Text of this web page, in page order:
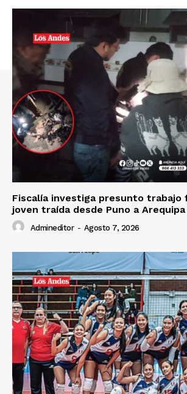
SUSCRIBETE
Diario los Andes
Contacto
Prensa
Fiscalía investiga presunto trabajo
joven traída desde Puno a Arequipa
Admineditor - Agosto 7, 2026